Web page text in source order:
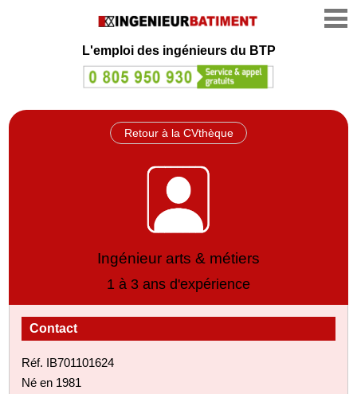
L'emploi des ingénieurs du BTP
Retour à la CVthèque
Ingénieur arts & métiers
1 à 3 ans d'expérience
Contact
Réf. IB701101624
Né en 1981